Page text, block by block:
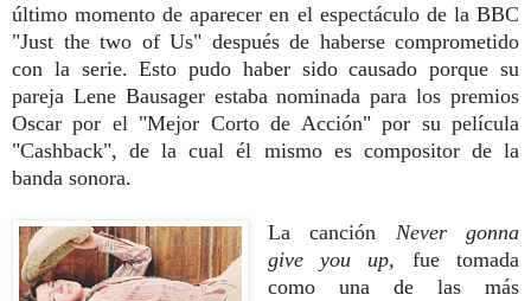
último momento de aparecer en el espectáculo de la BBC
"Just the two of Us" después de haberse comprometido
con la serie. Esto pudo haber sido causado porque su
pareja Lene Bausager estaba nominada para los premios
Oscar por el "Mejor Corto de Acción" por su película
"Cashback", de la cual él mismo es compositor de la
banda sonora.
La canción Never gonna
give you up, fue tomada
como una de las más